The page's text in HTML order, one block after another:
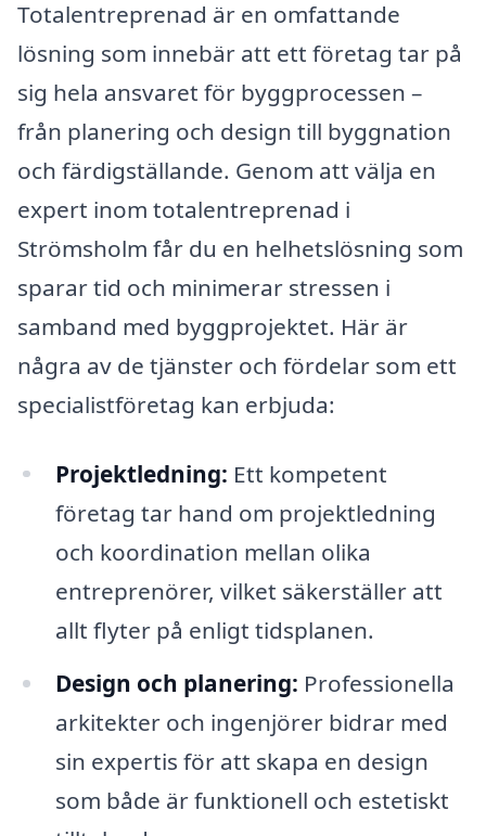
Totalentreprenad är en omfattande
lösning som innebär att ett företag tar på
sig hela ansvaret för byggprocessen –
från planering och design till byggnation
och färdigställande. Genom att välja en
expert inom totalentreprenad i
Strömsholm får du en helhetslösning som
sparar tid och minimerar stressen i
samband med byggprojektet. Här är
några av de tjänster och fördelar som ett
specialistföretag kan erbjuda:
Projektledning: Ett kompetent
företag tar hand om projektledning
och koordination mellan olika
entreprenörer, vilket säkerställer att
allt flyter på enligt tidsplanen.
Design och planering: Professionella
arkitekter och ingenjörer bidrar med
sin expertis för att skapa en design
som både är funktionell och estetiskt